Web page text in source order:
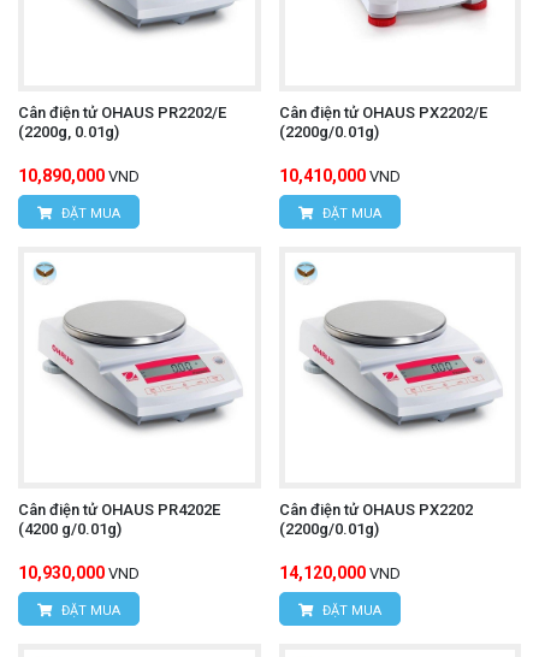
Cân điện tử OHAUS PR2202/E
(2200g, 0.01g)
10,890,000 VND
ĐẶT MUA
Cân điện tử OHAUS PX2202/E
(2200g/0.01g)
10,410,000 VND
ĐẶT MUA
Cân điện tử OHAUS PR4202E
(4200 g/0.01g)
10,930,000 VND
ĐẶT MUA
Cân điện tử OHAUS PX2202
(2200g/0.01g)
14,120,000 VND
ĐẶT MUA